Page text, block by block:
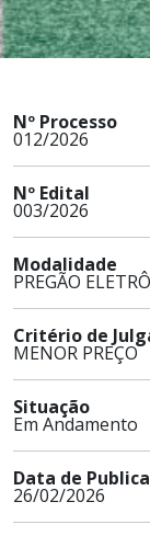
Nº Processo
012/2026
Nº Edital
003/2026
Modalidade
PREGÃO
Critério de
MENOR PREÇO
Situação
Em Andamento
Data de
26/02/2026